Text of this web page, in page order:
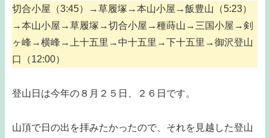
切合小屋（3:45）→草履塚→本山小屋→飯豊山（5:23）
→本山小屋→草履塚→切合小屋→種蒔山→三国小屋→剣
ヶ峰→横峰→上十五里→中十五里→下十五里→御沢登山
口（12:00）
登山日は今年の８月２５日、２６日です。
山頂で日の出を拝みたかったので、それを見越した登山